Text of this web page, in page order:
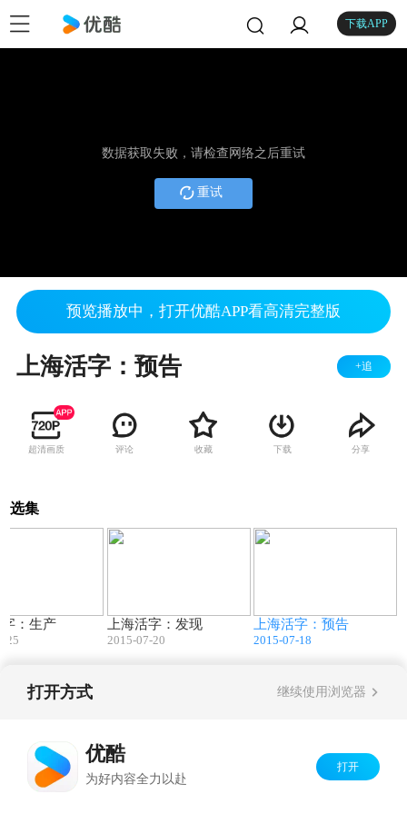
下载APP
数据获取失败，请检查网络之后重试
重试
预览播放中，打开优酷APP看高清完整版
上海活字：预告 +追
超清画质 评论 收藏 下载 分享
选集
：生产
25
上海活字：发现
2015-07-20
上海活字：预告
2015-07-18
打开方式 继续使用浏览器
优酷
为好内容全力以赴
打开